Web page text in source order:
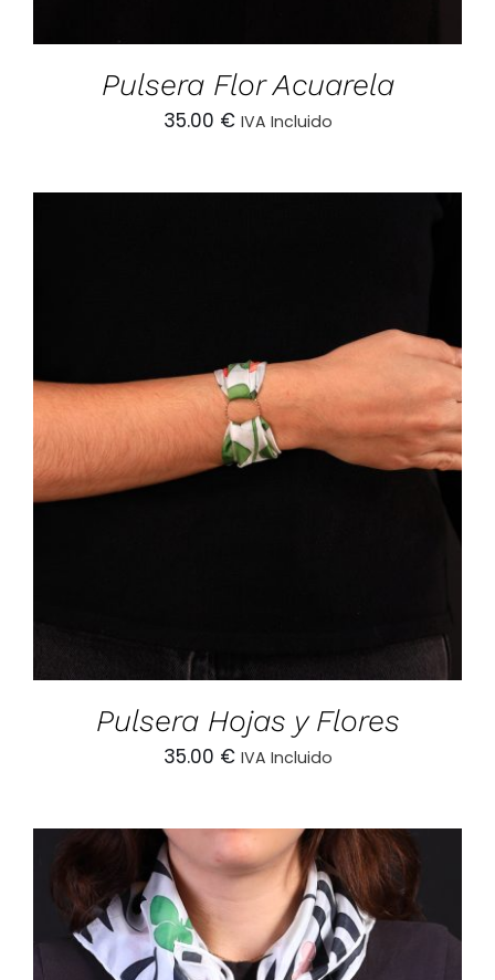
Pulsera Flor Acuarela
35.00 € IVA Incluido
AÑADIR AL CARRITO / DETALLES
Pulsera Hojas y Flores
35.00 € IVA Incluido